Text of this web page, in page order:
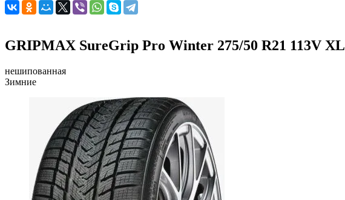
GRIPMAX SureGrip Pro Winter 275/50 R21 113V XL
нешипованная
Зимние